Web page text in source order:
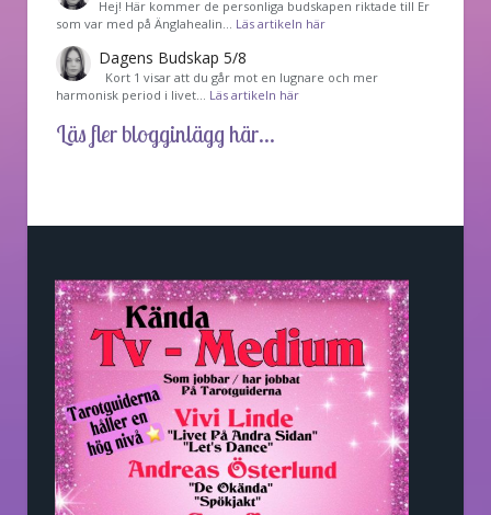
Hej! Här kommer de personliga budskapen riktade till Er
som var med på Änglahealin… Läs artikeln här
Dagens Budskap 5/8
Kort 1 visar att du går mot en lugnare och mer
harmonisk period i livet… Läs artikeln här
Läs fler blogginlägg här...